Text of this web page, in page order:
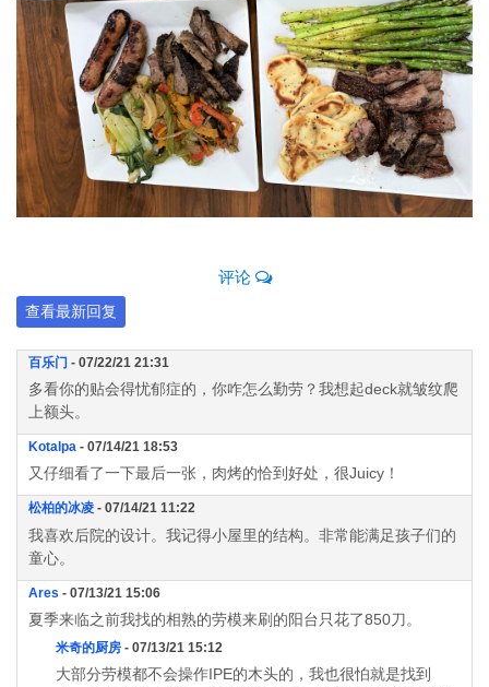
评论
查看最新回复
百乐门 - 07/22/21 21:31
多看你的贴会得忧郁症的，你咋怎么勤劳？我想起deck就皱纹爬
上额头。
Kotalpa - 07/14/21 18:53
又仔细看了一下最后一张，肉烤的恰到好处，很Juicy！
松柏的冰凌 - 07/14/21 11:22
我喜欢后院的设计。我记得小屋里的结构。非常能满足孩子们的
童心。
Ares - 07/13/21 15:06
夏季来临之前我找的相熟的劳模来刷的阳台只花了850刀。
米奇的厨房 - 07/13/21 15:12
大部分劳模都不会操作IPE的木头的，我也很怕就是找到